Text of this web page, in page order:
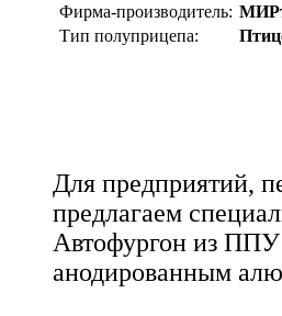
Фирма-производитель:
Тип полуприцепа:
Для предприятий,
предлагаем
Автофургон из ППУ
анодированным